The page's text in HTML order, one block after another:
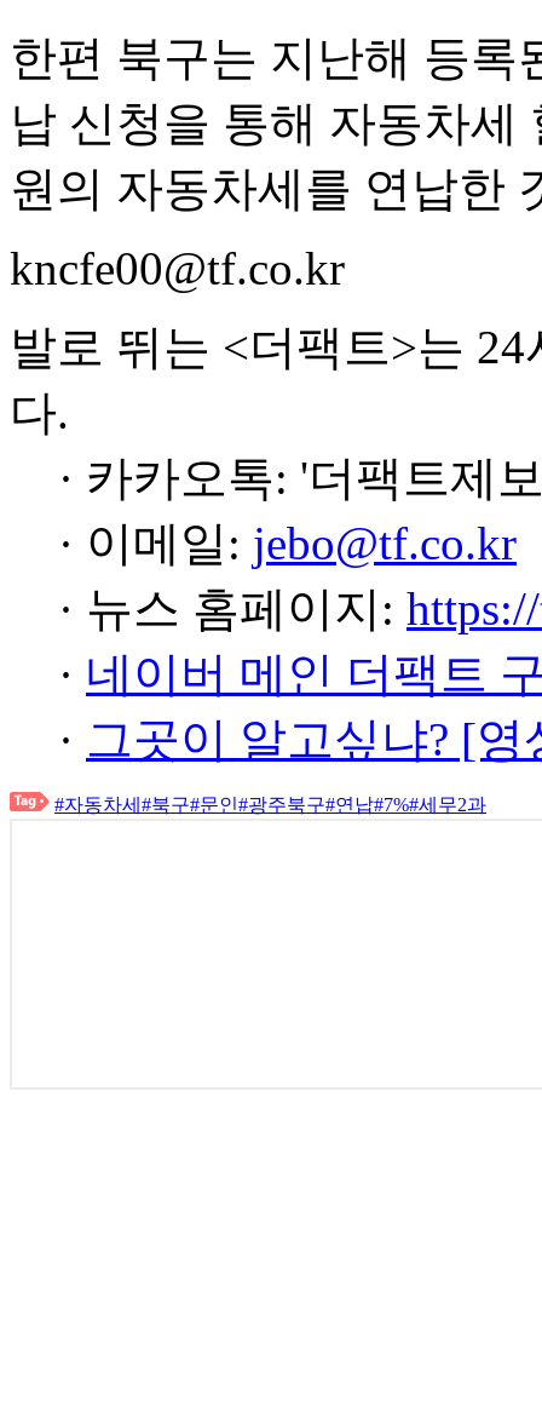
한편 북구는 지난해 등록
납 신청을 통해 자동차세
원의 자동차세를 연납한
kncfe00@tf.co.kr
발로 뛰는 <더팩트>는
다.
· 카카오톡: '더팩트제
· 이메일: jebo@tf.co.kr
· 뉴스 홈페이지:
· 네이버 메인 더팩트
· 그곳이 알고싶냐? [
#자동차세 #북구#문인#광주북구#연납#7%#세무2과